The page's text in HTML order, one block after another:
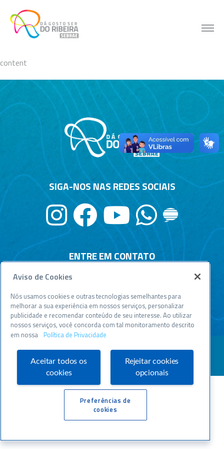
content
content
ENTRE EM CONTATO
Central de relacionamento
0800 570 0800
WWW.SEBRAESP.COM.BR
SIGA-NOS NAS REDES SOCIAIS
Aviso de Cookies
Nós usamos cookies e outras tecnologias semelhantes para
melhorar a sua experiência em nossos serviços, personalizar
publicidade e recomendar conteúdo de seu interesse. Ao utilizar
nossos serviços, você concorda com tal monitoramento descrito
em nossa Política de Privacidade
Aceitar todos os
cookies
Rejeitar cookies
opcionais
Preferências de
cookies